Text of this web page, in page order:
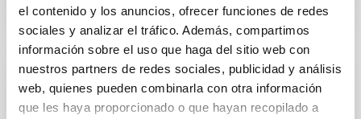
el contenido y los anuncios, ofrecer funciones de redes
sociales y analizar el tráfico. Además, compartimos
información sobre el uso que haga del sitio web con
nuestros partners de redes sociales, publicidad y análisis
web, quienes pueden combinarla con otra información
que les haya proporcionado o que hayan recopilado a
NÚMERO DE CITAS 0
SIN ÁRBITRO
The impact of Active Galactic Nuclei on